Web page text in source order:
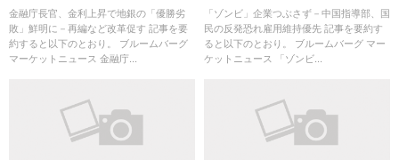
改革促す
金融庁長官、金利上昇で地銀の「優勝劣
敗」鮮明に－再編など改革促す 記事を要
約すると以下のとおり。 ブルームバーグ
マーケットニュース 金融庁...
持優先
「ゾンビ」企業つぶさず－中国指導部、国
民の反発恐れ雇用維持優先 記事を要約す
ると以下のとおり。 ブルームバーグ マー
ケットニュース 「ゾンビ...